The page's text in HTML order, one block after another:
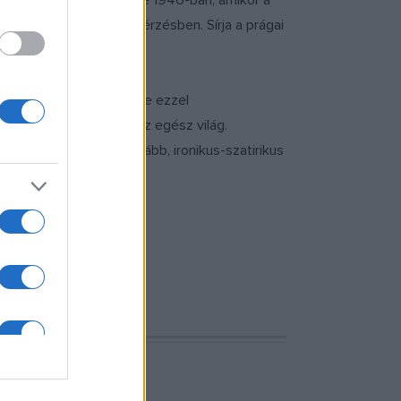
halt meg agyvérzésben. Sírja a prágai
adott új színt, vegyítve ezzel
vadászterülete volt az egész világ.
formájában él tovább, ironikus-szatirikus